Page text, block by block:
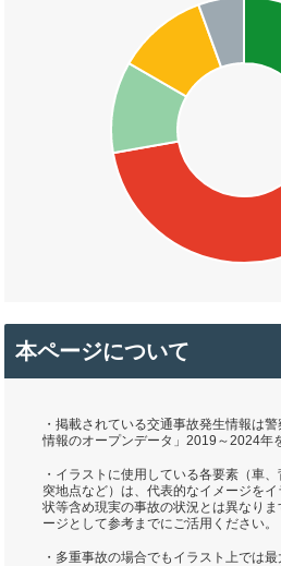
本ページについて
・掲載されている交通事故発生情報は
情報のオープンデータ」2019～2024年
・イラストに使用している各要素（車
突地点など）は、代表的なイメージを
状等含め現実の事故の状況とは異なり
ージとして参考までにご活用ください。
・多重事故の場合でもイラスト上では